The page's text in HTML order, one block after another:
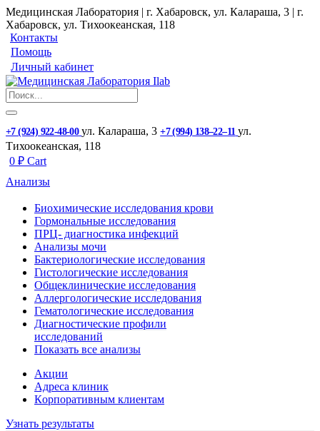
Медицинская Лаборатория | г. Хабаровск, ул. Калараша, 3 | г.
Хабаровск, ул. ​Тихоокеанская, 118
Контакты
Помощь
Личный кабинет
+7 (924) 922-48-00 ул. ​Калараша, 3 +7 (994) 138‒22‒11 ул. ​
Тихоокеанская, 118
0 ₽ Cart
Анализы
Биохимические исследования крови
Гормональные исследования
ПРЦ- диагностика инфекций
Анализы мочи
Бактериологические исследования
Гистологические исследования
Общеклинические исследования
Аллергологические исследования
Гематологические исследования
Диагностические профили
исследований
Показать все анализы
Акции
Адреса клиник
Кoрпоративным клиентам
Узнать результаты